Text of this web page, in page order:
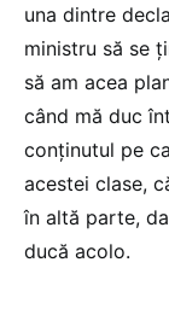
una dintre
ministru să se
să am acea
când mă duc
conținutul pe
acestei clase,
în altă parte,
ducă acolo.